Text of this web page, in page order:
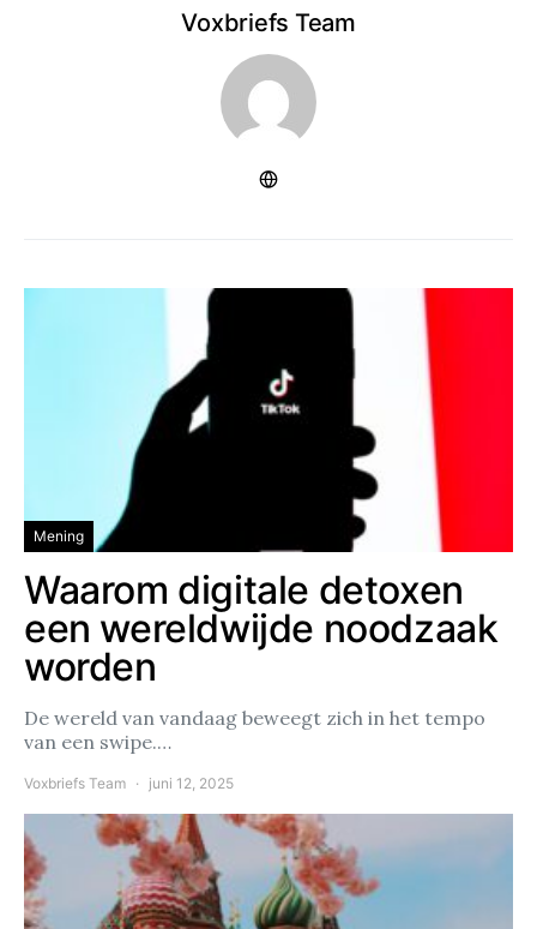
Voxbriefs Team
Mening
Waarom digitale detoxen
een wereldwijde noodzaak
worden
De wereld van vandaag beweegt zich in het tempo
van een swipe.…
Voxbriefs Team juni 12, 2025